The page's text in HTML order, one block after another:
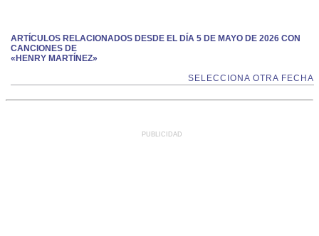
ARTÍCULOS RELACIONADOS DESDE EL DÍA 5 DE MAYO DE 2026 CON
CANCIONES DE
«HENRY MARTÍNEZ»
SELECCIONA OTRA FECHA
PUBLICIDAD